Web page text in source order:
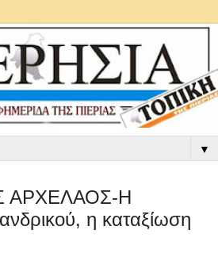
▼
ΑΡΧΕΛΑΟΣ-H
η καταξίωση